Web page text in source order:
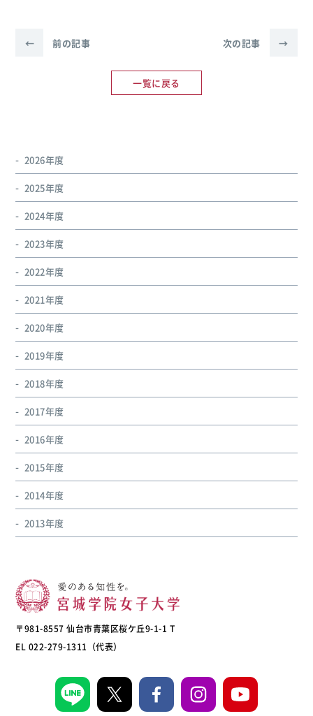
← 前の記事
一覧に戻る
次の記事 →
2026年度
2025年度
2024年度
2023年度
2022年度
2021年度
2020年度
2019年度
2018年度
2017年度
2016年度
2015年度
2014年度
2013年度
〒981-8557 仙台市青葉区桜ケ丘9-1-1 T
EL 022-279-1311（代表）